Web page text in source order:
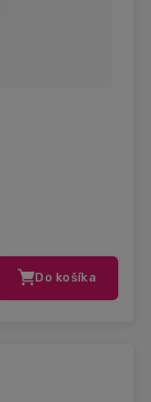
Do košíka